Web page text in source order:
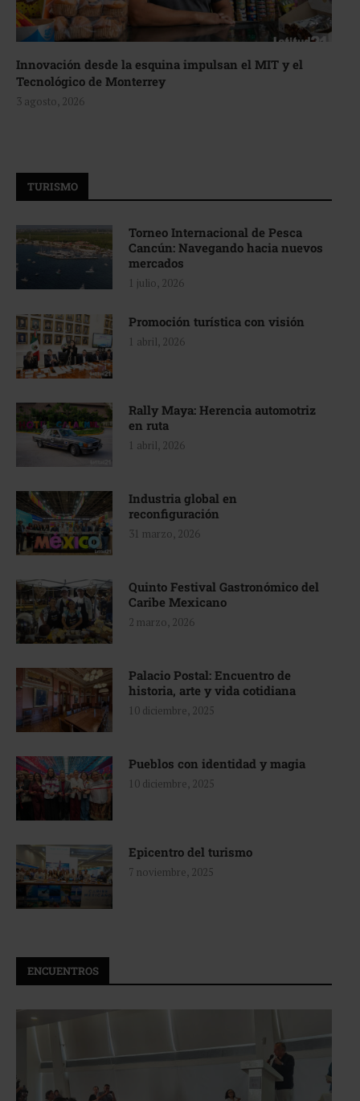
Innovación desde la esquina impulsan el MIT y el
Tecnológico de Monterrey
3 agosto, 2026
TURISMO
Torneo Internacional de Pesca
Cancún: Navegando hacia nuevos
mercados
1 julio, 2026
Promoción turística con visión
1 abril, 2026
Rally Maya: Herencia automotriz
en ruta
1 abril, 2026
Industria global en
reconfiguración
31 marzo, 2026
Quinto Festival Gastronómico del
Caribe Mexicano
2 marzo, 2026
Palacio Postal: Encuentro de
historia, arte y vida cotidiana
10 diciembre, 2025
Pueblos con identidad y magia
10 diciembre, 2025
Epicentro del turismo
7 noviembre, 2025
ENCUENTROS